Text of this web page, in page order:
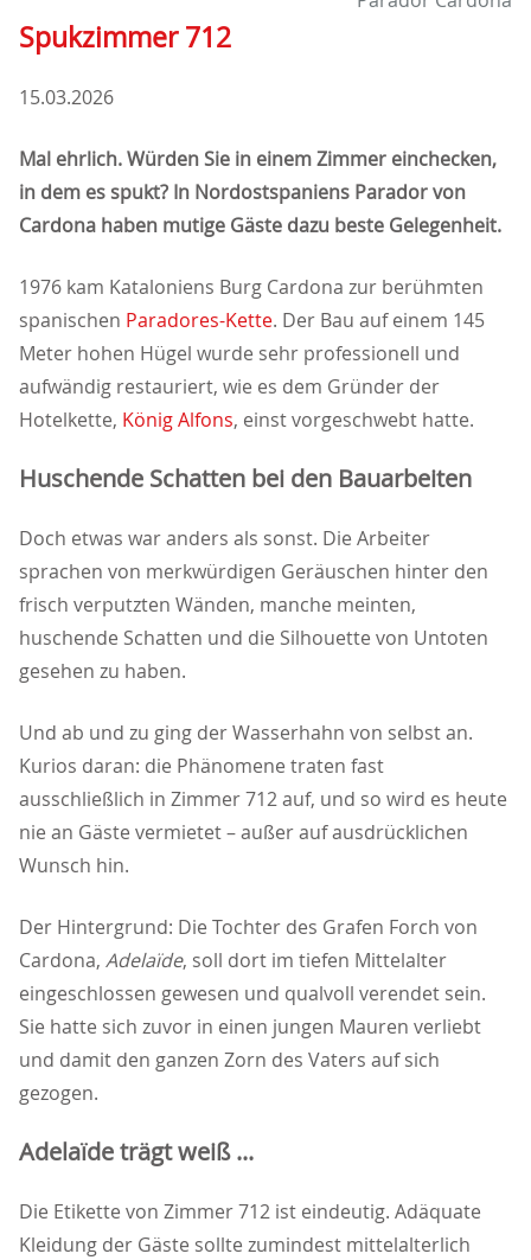
Spukzimmer 712
15.03.2026
Mal ehrlich. Würden Sie in einem Zimmer einchecken,
in dem es spukt? In Nordostspaniens Parador von
Cardona haben mutige Gäste dazu beste Gelegenheit.
1976 kam Kataloniens Burg Cardona zur berühmten
spanischen Paradores-Kette. Der Bau auf einem 145
Meter hohen Hügel wurde sehr professionell und
aufwändig restauriert, wie es dem Gründer der
Hotelkette, König Alfons, einst vorgeschwebt hatte.
Huschende Schatten bei den Bauarbeiten
Doch etwas war anders als sonst. Die Arbeiter
sprachen von merkwürdigen Geräuschen hinter den
frisch verputzten Wänden, manche meinten,
huschende Schatten und die Silhouette von Untoten
gesehen zu haben.
Und ab und zu ging der Wasserhahn von selbst an.
Kurios daran: die Phänomene traten fast
ausschließlich in Zimmer 712 auf, und so wird es heute
nie an Gäste vermietet – außer auf ausdrücklichen
Wunsch hin.
Der Hintergrund: Die Tochter des Grafen Forch von
Cardona, Adelaïde, soll dort im tiefen Mittelalter
eingeschlossen gewesen und qualvoll verendet sein.
Sie hatte sich zuvor in einen jungen Mauren verliebt
und damit den ganzen Zorn des Vaters auf sich
gezogen.
Adelaïde trägt weiß ...
Die Etikette von Zimmer 712 ist eindeutig. Adäquate
Kleidung der Gäste sollte zumindest mittelalterlich